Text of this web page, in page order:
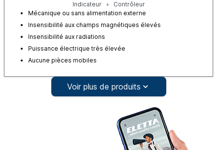
Indicateur
Contrôleur
Mécanique ou sans alimentation externe
Insensibilité aux champs magnétiques élevés
Insensibilité aux radiations
Puissance électrique très élevée
Aucune pièces mobiles
Voir plus de produits